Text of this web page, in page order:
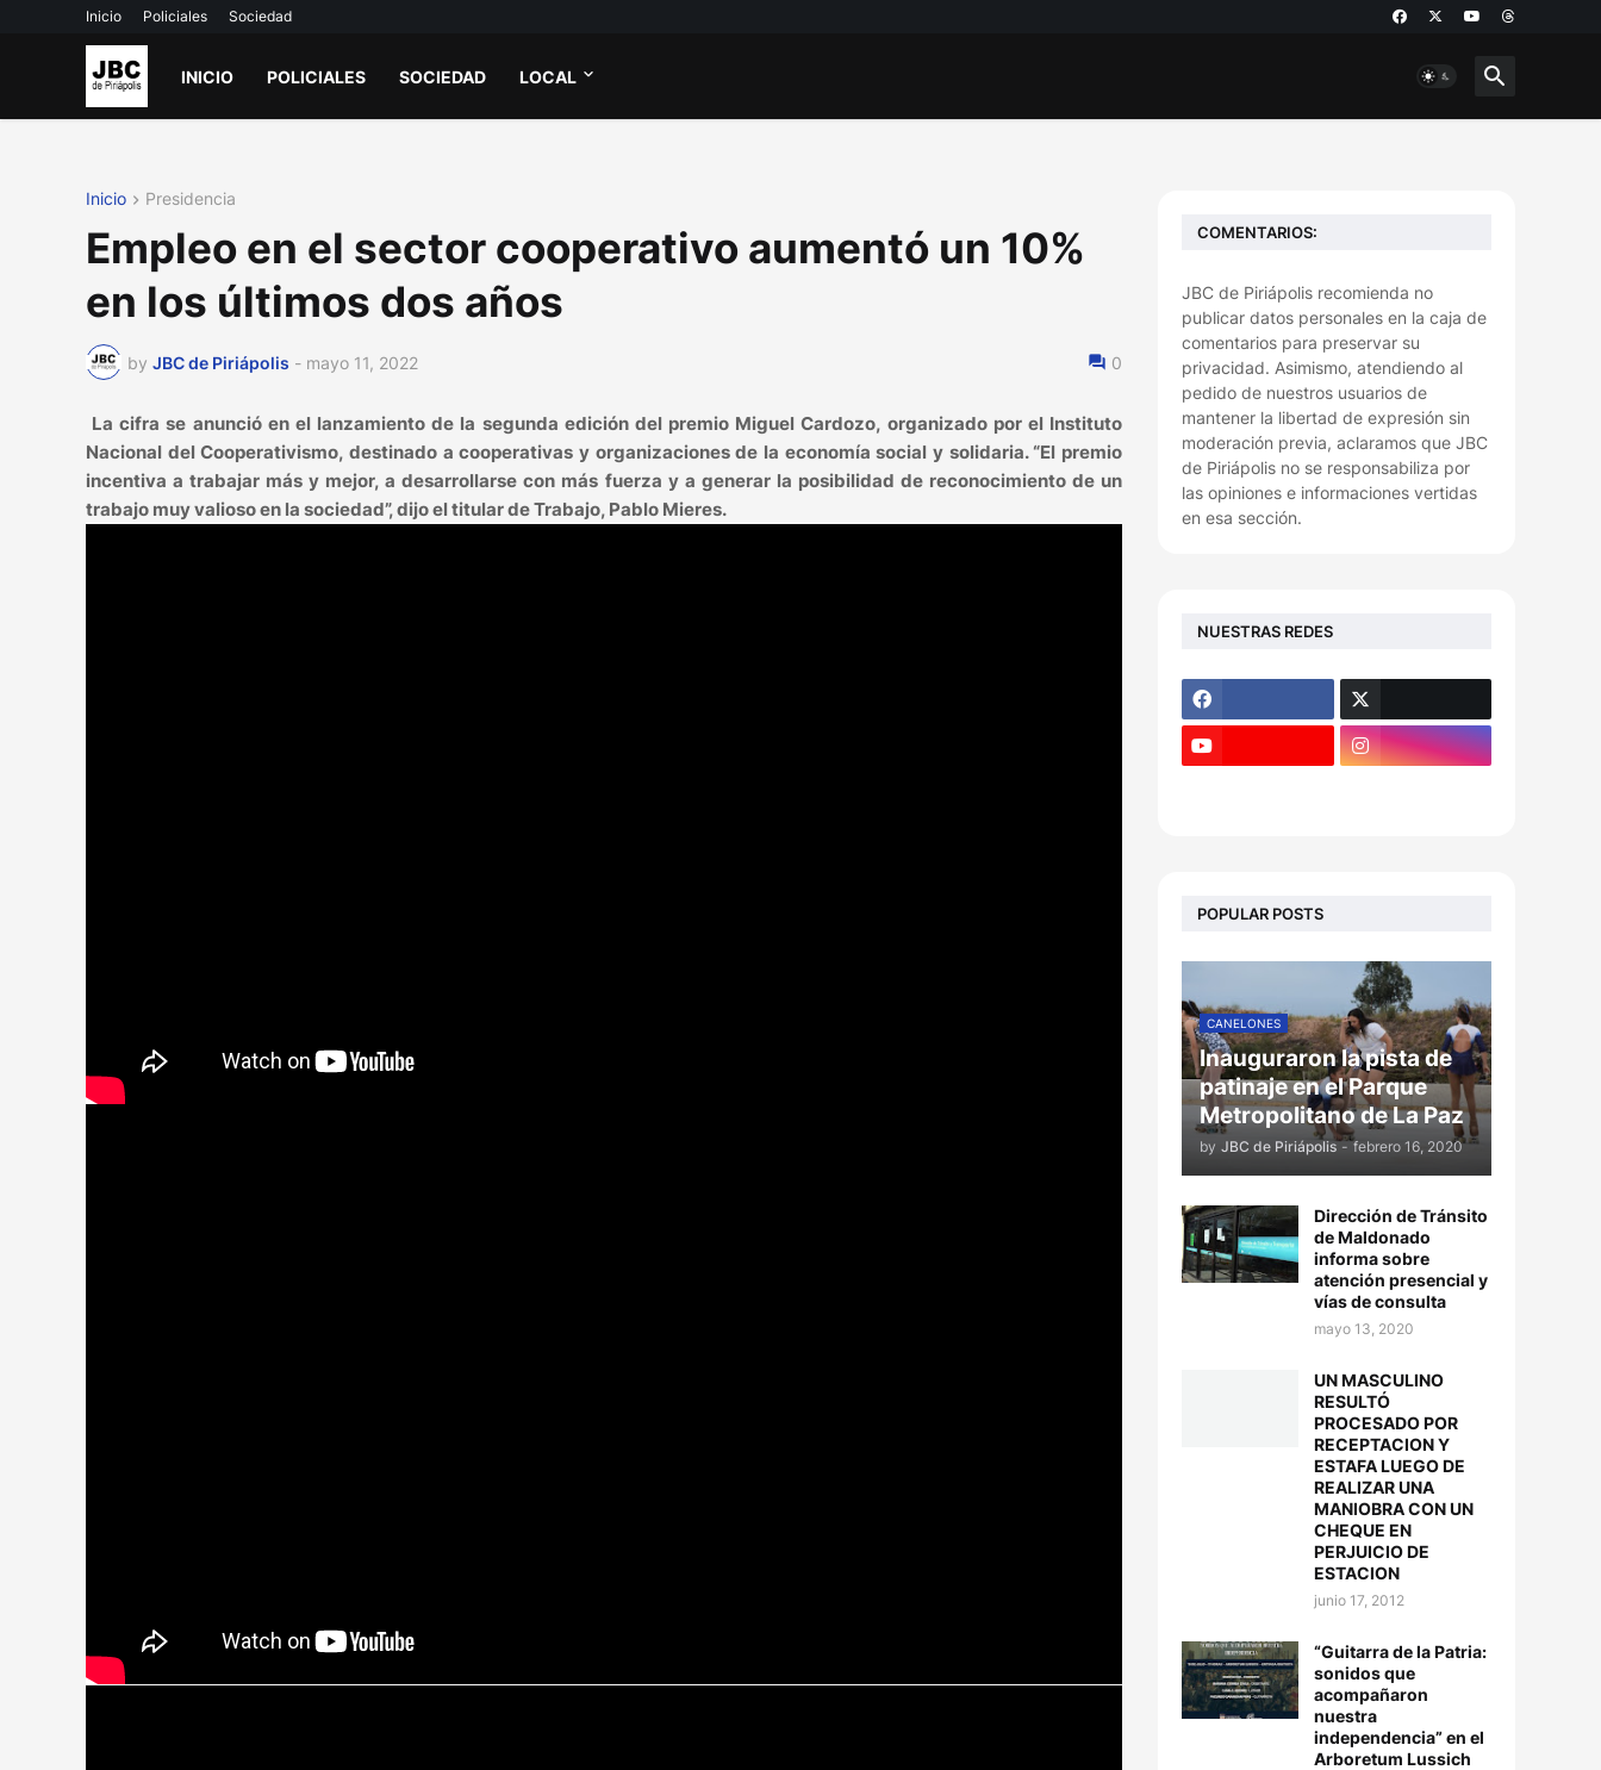
Inicio Policiales Sociedad
INICIO POLICIALES SOCIEDAD LOCAL
Inicio Presidencia
Empleo en el sector cooperativo aumentó un 10%
en los últimos dos años
by JBC de Piriápolis - mayo 11, 2022 0
La cifra se anunció en el lanzamiento de la segunda edición del premio Miguel Cardozo, organizado por el Instituto
Nacional del Cooperativismo, destinado a cooperativas y organizaciones de la economía social y solidaria. “El premio
incentiva a trabajar más y mejor, a desarrollarse con más fuerza y a generar la posibilidad de reconocimiento de un
trabajo muy valioso en la sociedad”, dijo el titular de Trabajo, Pablo Mieres.
COMENTARIOS:
JBC de Piriápolis recomienda no
publicar datos personales en la caja de
comentarios para preservar su
privacidad. Asimismo, atendiendo al
pedido de nuestros usuarios de
mantener la libertad de expresión sin
moderación previa, aclaramos que JBC
de Piriápolis no se responsabiliza por
las opiniones e informaciones vertidas
en esa sección.
NUESTRAS REDES
POPULAR POSTS
CANELONES
Inauguraron la pista de
patinaje en el Parque
Metropolitano de La Paz
by JBC de Piriápolis - febrero 16, 2020
Dirección de Tránsito
de Maldonado
informa sobre
atención presencial y
vías de consulta
mayo 13, 2020
UN MASCULINO
RESULTÓ
PROCESADO POR
RECEPTACION Y
ESTAFA LUEGO DE
REALIZAR UNA
MANIOBRA CON UN
CHEQUE EN
PERJUICIO DE
ESTACION
junio 17, 2012
“Guitarra de la Patria:
sonidos que
acompañaron
nuestra
independencia” en el
Arboretum Lussich